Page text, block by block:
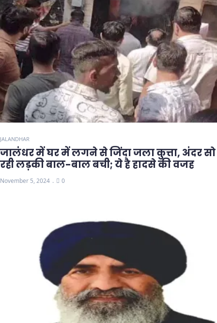
JALANDHAR
जालंधर में घर में लगने से जिंदा जला कुत्ता, अंदर सो
रही लड़की बाल-बाल बची; ये है हादसे की वजह
November 5, 2024 0